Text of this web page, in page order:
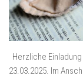
Herzliche
23.03.2025. Im